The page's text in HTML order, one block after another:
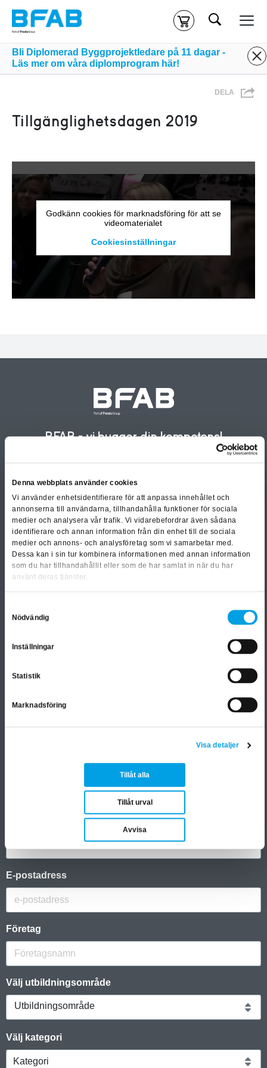
Denna webbplats använder cookies
Vi använder enhetsidentifierare för att anpassa innehållet och
annonserna till användarna, tillhandahålla funktioner för sociala
medier och analysera vår trafik. Vi vidarebefordrar även sådana
identifierare och annan information från din enhet till de sociala
medier och annons- och analysföretag som vi samarbetar med.
Dessa kan i sin tur kombinera informationen med annan information
som du har tillhandahållit eller som de har samlat in när du har
använt deras tjänster.
Nödvändig
Inställningar
Statistik
Marknadsföring
Visa detaljer
Tillåt alla
Tillåt urval
Avvisa
Kassa
Logga ineller
Klickahärför att komma till alla tillgängliga onlinekurser.
Sök
Bli Diplomerad Byggprojektledare på 11 dagar -
Läs mer om våra diplomprogram här!
DELA
Tillgänglighetsdagen 2019
Godkänn cookies för marknadsföring för att se
videomaterialet
Cookiesinställningar
BFAB - vi bygger din kompetens!
Besöksadress:
Gävlegatan 22, 113 30
E-post:
info@bfab.se
Prenumerera på vårt nyhetsbrev för att
kommande kurser och seminarier.
Genom att anmäla dig samtycker du till
e-postutskick från oss. Dina uppgifter
delges aldrig någon annan och du kan
när som helst ta tillbaka ditt samtycke
Läs vår integritetspolicy i länken nedan.
E-postadress
Företag
Välj utbildningsområde
Utbildningsområde
Välj kategori